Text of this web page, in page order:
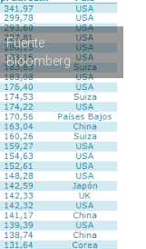
Fuente:
Bloomberg